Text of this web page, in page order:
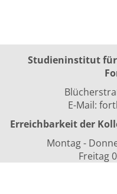
Studieninstitut
E-Mail:
Erreichbarkeit der
Montag -
Freitag